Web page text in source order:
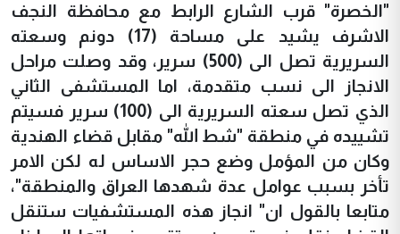
"الخصرة" قرب الشارع الرابط مع محافظة النجف
الاشرف يشيد على مساحة (17) دونم وسعته
السريرية تصل الى (500) سرير، وقد وصلت مراحل
الانجاز الى نسب متقدمة، اما المستشفى الثاني
الذي تصل سعته السريرية الى (100) سرير فسيتم
تشييده في منطقة "شط الله" مقابل قضاء الهندية
وكان من المؤمل وضع حجر الاساس له لكن الامر
تأخر بسبب عوامل عدة شهدها العراق والمنطقة"،
متابعا بالقول ان" انجاز هذه المستشفيات ستنقل